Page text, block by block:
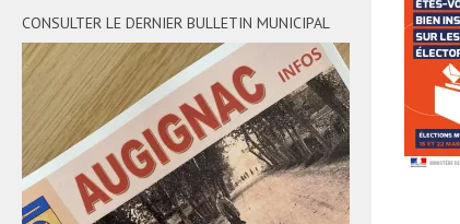
CONSULTER LE DERNIER BULLETIN MUNICIPAL